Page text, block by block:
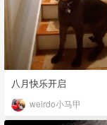
八月快乐开启
weirdo小马甲